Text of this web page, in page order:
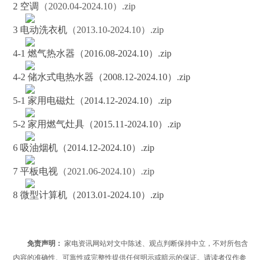
2 空调 （2020.04-2024.10）.zip
3 电动洗衣机 （2013.10-2024.10）.zip
4-1 燃气热水器（2016.08-2024.10）.zip
4-2 储水式电热水器（2008.12-2024.10）.zip
5-1 家用电磁灶（2014.12-2024.10）.zip
5-2 家用燃气灶具（2015.11-2024.10）.zip
6 吸油烟机（2014.12-2024.10）.zip
7 平板电视 （2021.06-2024.10）.zip
8 微型计算机（2013.01-2024.10）.zip
免责声明： 家电资讯网站对文中陈述、观点判断保持中立，不对所包含
内容的准确性、可靠性或完整性提供任何明示或暗示的保证。请读者仅作参